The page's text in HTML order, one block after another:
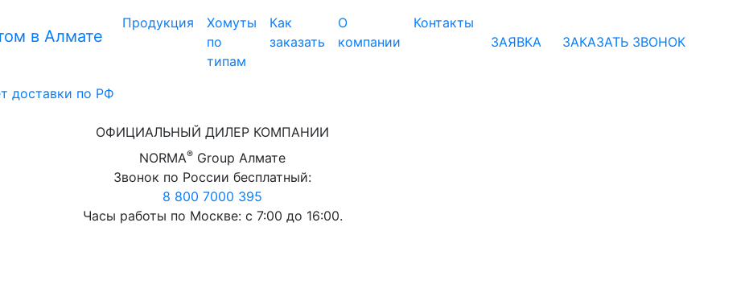
в Алмате
Продукция
Хомуты
по
типам
Как
заказать
О
компании
Контакты
ЗАЯВКА
ЗАКАЗАТЬ ЗВОНОК
доставки по РФ
ОФИЦИАЛЬНЫЙ ДИЛЕР КОМПАНИИ
NORMA® Group Алмате
Звонок по России бесплатный:
8 800 7000 395
Часы работы по Москве: с 7:00 до 16:00.